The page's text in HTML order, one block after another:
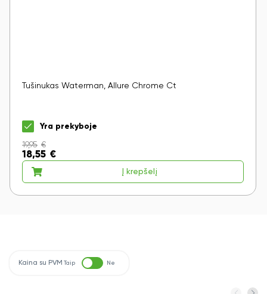
Tušinukas Waterman, Allure Chrome Ct
Yra prekyboje
19,95 €
18,55 €
Į krepšelį
Kaina su PVM Taip Ne